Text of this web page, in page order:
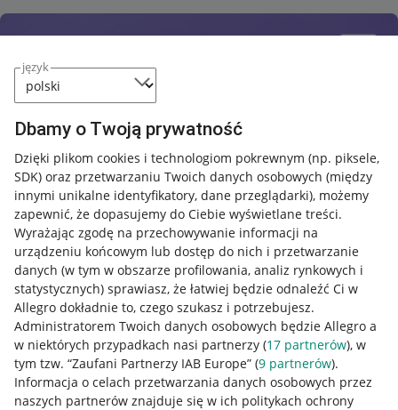
język
Dbamy o Twoją prywatność
Dzięki plikom cookies i technologiom pokrewnym (np. piksele,
SDK) oraz przetwarzaniu Twoich danych osobowych (między
innymi unikalne identyfikatory, dane przeglądarki), możemy
zapewnić, że dopasujemy do Ciebie wyświetlane treści.
Wyrażając zgodę na przechowywanie informacji na
urządzeniu końcowym lub dostęp do nich i przetwarzanie
danych (w tym w obszarze profilowania, analiz rynkowych i
statystycznych) sprawiasz, że łatwiej będzie odnaleźć Ci w
Allegro dokładnie to, czego szukasz i potrzebujesz.
Administratorem Twoich danych osobowych będzie Allegro a
w niektórych przypadkach nasi partnerzy (17 partnerów), w
tym tzw. “Zaufani Partnerzy IAB Europe” (9 partnerów).
Informacja o celach przetwarzania danych osobowych przez
naszych partnerów znajduje się w ich politykach ochrony
Nawigacja
Przydatne informacje